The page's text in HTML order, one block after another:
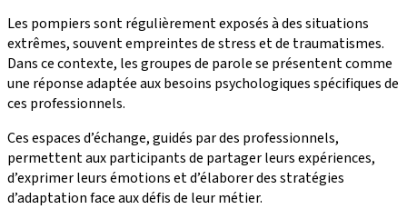
Les pompiers sont régulièrement exposés à des situations
extrêmes, souvent empreintes de stress et de traumatismes.
Dans ce contexte, les groupes de parole se présentent comme
une réponse adaptée aux besoins psychologiques spécifiques de
ces professionnels.
Ces espaces d’échange, guidés par des professionnels,
permettent aux participants de partager leurs expériences,
d’exprimer leurs émotions et d’élaborer des stratégies
d’adaptation face aux défis de leur métier.